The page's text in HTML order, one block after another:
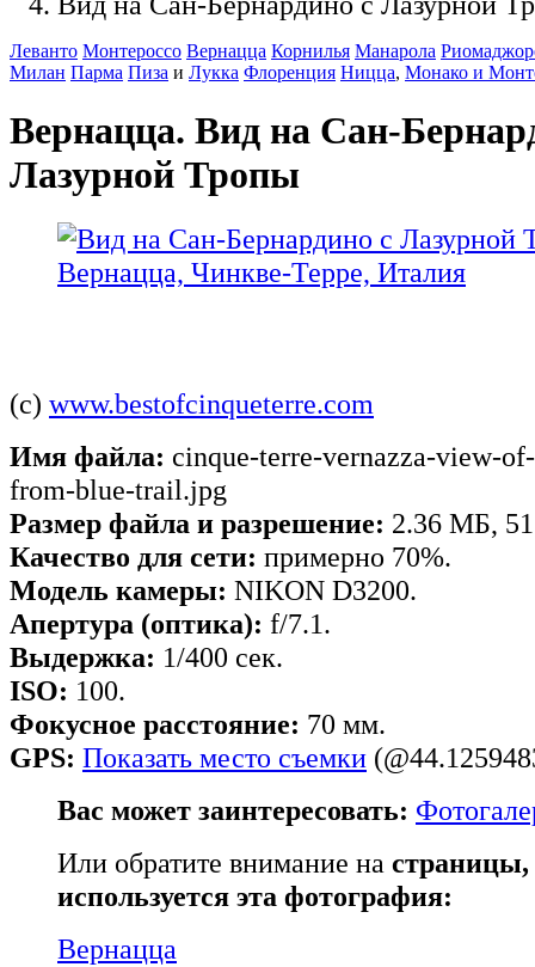
Леванто Монтероссо Вернацца Корнилья Манарола
Милан Парма Пиза и Лукка Флоренция Ницца, Монако и
Вернацца. Вид на Сан-
Лазурной Тропы
(c) www.bestofcinqueterre.com
Имя файла: cinque-terre-vernazza-view-
from-blue-trail.jpg
Размер файла и разрешение: 2.36 МБ,
Качество для сети: примерно 70%.
Модель камеры: NIKON D3200.
Апертура (оптика): f/7.1.
Выдержка: 1/400 сек.
ISO: 100.
Фокусное расстояние: 70 мм.
GPS: Показать место съемки
Вас может заинтересовать:
Или обратите внимание на
используется эта фотография:
Вернацца